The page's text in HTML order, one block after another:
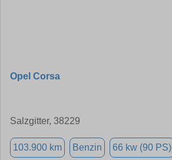
Opel Corsa
Salzgitter, 38229
103.900 km Benzin 66 kw (90 PS)